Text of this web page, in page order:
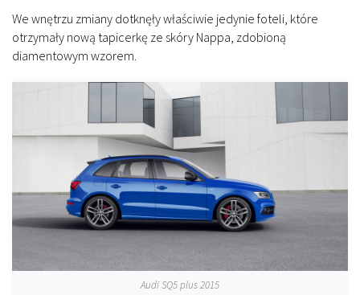
We wnętrzu zmiany dotknęły właściwie jedynie foteli, które
otrzymały nową tapicerkę ze skóry Nappa, zdobioną
diamentowym wzorem.
Audi SQ5 plus 2015